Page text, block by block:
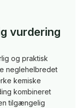
vurdering
og praktisk
neglehelbredet
kemiske
kombineret
tilgængelig